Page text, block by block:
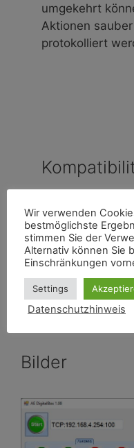
umgekehrt
Aktionen
protokolliert
EX-6011
TCP/Netzwerk-
Zum EXSYS
Bilder
Wir verwenden
bestmöglichste
stimmen Sie der
Alternativ können Sie
Einschränkungen
Settings
Datenschutzhinweis